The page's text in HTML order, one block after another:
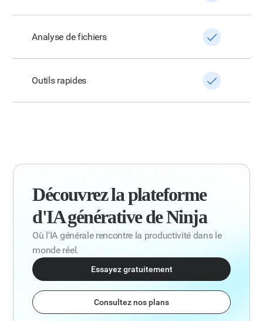
Analyse de fichiers
Outils rapides
Découvrez la plateforme
d'IA générative de Ninja
Où l'IA générale rencontre la productivité dans le
monde réel.
Essayez gratuitement
Consultez nos plans